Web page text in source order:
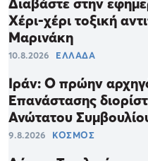
Διαβάστε στην
Χέρι-χέρι τοξική
Μαρινάκη
10.8.2026 ΕΛΛΑΔΑ
Ιράν: Ο πρώην
Επανάστασης
Ανώτατου
9.8.2026 ΚΟΣΜΟΣ